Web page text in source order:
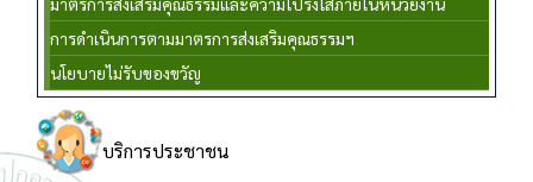
การดำเนินการตามมาตรการส่งเสริมคุณธรรมฯ
นโยบายไม่รับของขวัญ
บริการประชาชน